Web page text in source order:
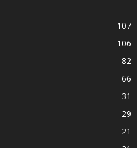
107
106
82
66
31
29
21